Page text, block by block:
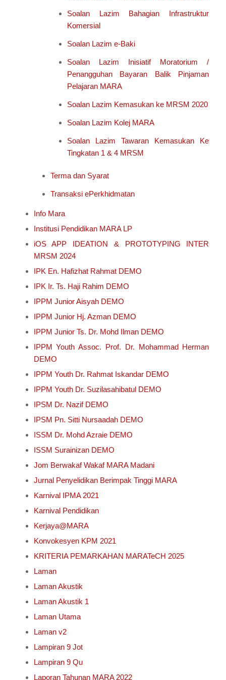
Soalan Lazim Bahagian Infrastruktur
Komersial
Soalan Lazim e-Baki
Soalan Lazim Inisiatif Moratorium /
Penangguhan Bayaran Balik Pinjaman
Pelajaran MARA
Soalan Lazim Kemasukan ke MRSM 2020
Soalan Lazim Kolej MARA
Soalan Lazim Tawaran Kemasukan Ke
Tingkatan 1 & 4 MRSM
Terma dan Syarat
Transaksi ePerkhidmatan
Info Mara
Institusi Pendidikan MARA LP
iOS APP IDEATION & PROTOTYPING INTER
MRSM 2024
IPK En. Hafizhat Rahmat DEMO
IPK Ir. Ts. Haji Rahim DEMO
IPPM Junior Aisyah DEMO
IPPM Junior Hj. Azman DEMO
IPPM Junior Ts. Dr. Mohd Ilman DEMO
IPPM Youth Assoc. Prof. Dr. Mohammad Herman
DEMO
IPPM Youth Dr. Rahmat Iskandar DEMO
IPPM Youth Dr. Suzilasahibatul DEMO
IPSM Dr. Nazif DEMO
IPSM Pn. Sitti Nursaadah DEMO
ISSM Dr. Mohd Azraie DEMO
ISSM Surainizan DEMO
Jom Berwakaf Wakaf MARA Madani
Jurnal Penyelidikan Berimpak Tinggi MARA
Karnival IPMA 2021
Karnival Pendidikan
Kerjaya@MARA
Konvokesyen KPM 2021
KRITERIA PEMARKAHAN MARATeCH 2025
Laman
Laman Akustik
Laman Akustik 1
Laman Utama
Laman v2
Lampiran 9 Jot
Lampiran 9 Qu
Laporan Tahunan MARA 2022